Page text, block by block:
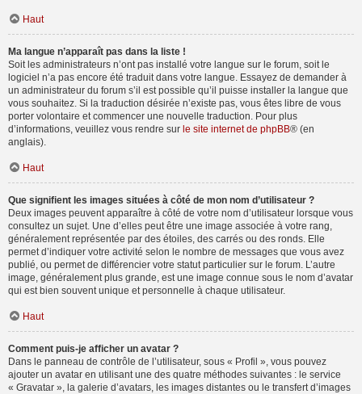
Haut
Ma langue n’apparaît pas dans la liste !
Soit les administrateurs n’ont pas installé votre langue sur le forum, soit le
logiciel n’a pas encore été traduit dans votre langue. Essayez de demander à
un administrateur du forum s’il est possible qu’il puisse installer la langue que
vous souhaitez. Si la traduction désirée n’existe pas, vous êtes libre de vous
porter volontaire et commencer une nouvelle traduction. Pour plus
d’informations, veuillez vous rendre sur le site internet de phpBB® (en
anglais).
Haut
Que signifient les images situées à côté de mon nom d’utilisateur ?
Deux images peuvent apparaître à côté de votre nom d’utilisateur lorsque vous
consultez un sujet. Une d’elles peut être une image associée à votre rang,
généralement représentée par des étoiles, des carrés ou des ronds. Elle
permet d’indiquer votre activité selon le nombre de messages que vous avez
publié, ou permet de différencier votre statut particulier sur le forum. L’autre
image, généralement plus grande, est une image connue sous le nom d’avatar
qui est bien souvent unique et personnelle à chaque utilisateur.
Haut
Comment puis-je afficher un avatar ?
Dans le panneau de contrôle de l’utilisateur, sous « Profil », vous pouvez
ajouter un avatar en utilisant une des quatre méthodes suivantes : le service
« Gravatar », la galerie d’avatars, les images distantes ou le transfert d’images